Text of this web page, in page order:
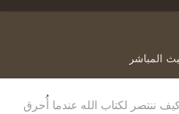
المباشر
ننتصر لكتاب الله عندما أُُحرق